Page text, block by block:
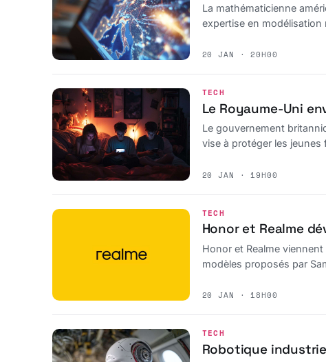
La mathématicienne
expertise en
20 JAN · 20H00
TECH
Le Royaume-Uni
Le gouvernement
vise à protéger les jeunes
20 JAN · 19H00
TECH
Honor et Realme
Honor et Realme
modèles proposés par
20 JAN · 18H00
TECH
Robotique